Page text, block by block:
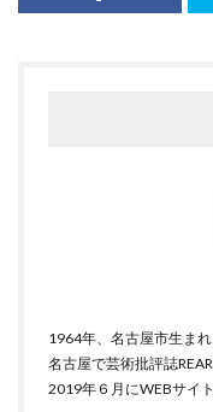
1964年、名古屋市生ま
名古屋で芸術批評誌
2019年６月にWEBサイ